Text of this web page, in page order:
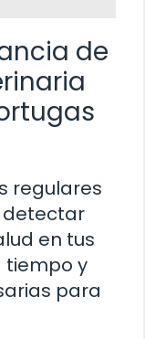
de
regulares
en tus
tiempo y
para